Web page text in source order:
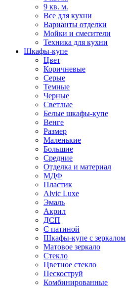
9 кв. м.
Все для кухни
Варианты отделки
Мойки и смесители
Техника для кухни
Шкафы-купе
Цвет
Коричневые
Серые
Темные
Черные
Светлые
Белые шкафы-купе
Венге
Размер
Маленькие
Большие
Средние
Отделка и материал
МДФ
Пластик
Alvic Luxe
Эмаль
Акрил
ДСП
С патиной
Шкафы-купе с зеркалом
Матовое зеркало
Стекло
Цветное стекло
Пескоструй
Комбинированные